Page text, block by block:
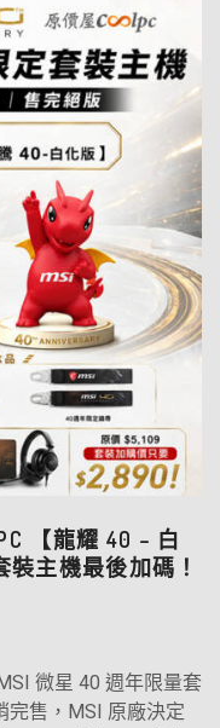
【龍耀 40 – 白
主機最後加碼！
微星 40 週年限量套
完售，MSI 原廠決定